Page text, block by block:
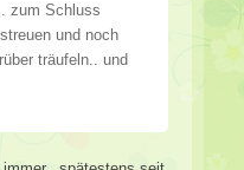
zum Schluss
und noch
träufeln.. und